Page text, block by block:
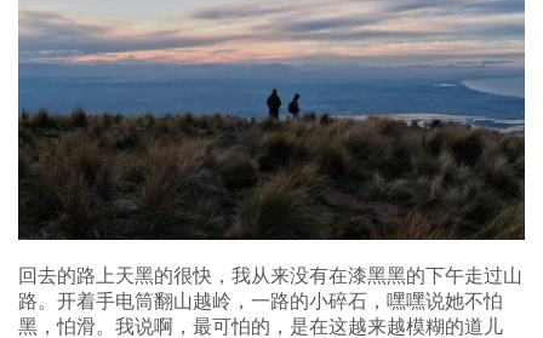
回去的路上天黑的很快，我从来没有在漆黑黑的下午走过山
路。开着手电筒翻山越岭，一路的小碎石，嘿嘿说她不怕
黑，怕滑。我说啊，最可怕的，是在这越来越模糊的道儿